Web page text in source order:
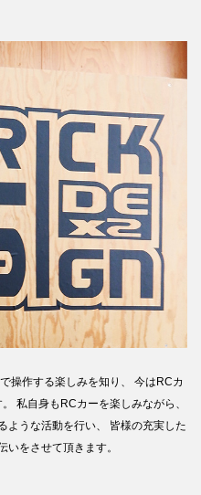
操作する楽しみを知り、
今はRCカ
私自身もRCカーを楽しみながら、
うな活動を行い、
皆様の充実した
をさせて頂きます。